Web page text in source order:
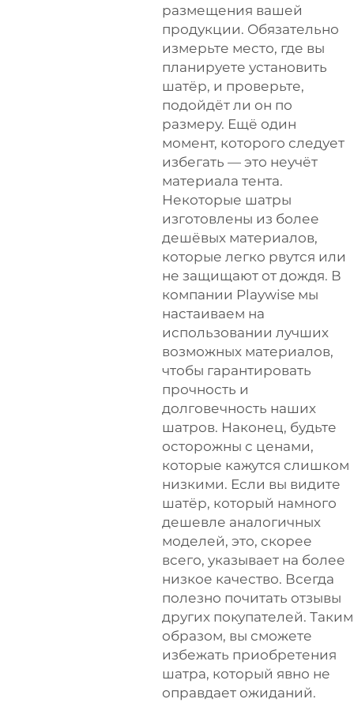
размещения вашей
продукции. Обязательно
измерьте место, где вы
планируете установить
шатёр, и проверьте,
подойдёт ли он по
размеру. Ещё один
момент, которого следует
избегать — это неучёт
материала тента.
Некоторые шатры
изготовлены из более
дешёвых материалов,
которые легко рвутся или
не защищают от дождя. В
компании Playwise мы
настаиваем на
использовании лучших
возможных материалов,
чтобы гарантировать
прочность и
долговечность наших
шатров. Наконец, будьте
осторожны с ценами,
которые кажутся слишком
низкими. Если вы видите
шатёр, который намного
дешевле аналогичных
моделей, это, скорее
всего, указывает на более
низкое качество. Всегда
полезно почитать отзывы
других покупателей. Таким
образом, вы сможете
избежать приобретения
шатра, который явно не
оправдает ожиданий.